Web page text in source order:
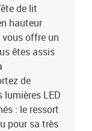
de lit
hauteur
offre un
êtes assis
de
LED
: le ressort
pour sa très